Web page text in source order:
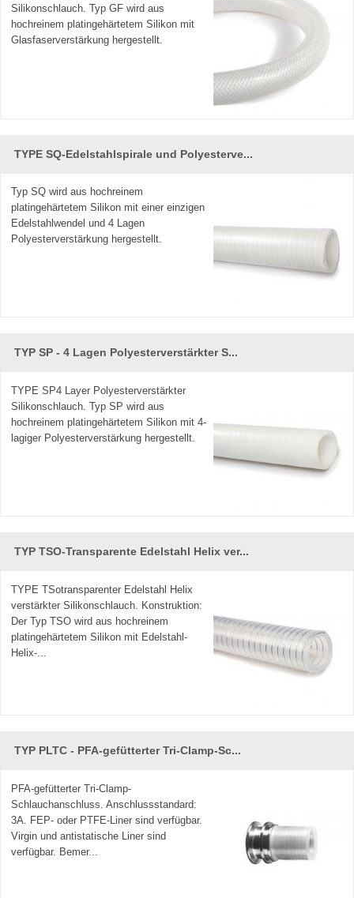
Silikonschlauch. Typ GF wird aus
hochreinem platingehärtetem Silikon mit
Glasfaserverstärkung hergestellt.
TYPE SQ-Edelstahlspirale und Polyesterve...
Typ SQ wird aus hochreinem
platingehärtetem Silikon mit einer einzigen
Edelstahlwendel und 4 Lagen
Polyesterverstärkung hergestellt.
TYP SP - 4 Lagen Polyesterverstärkter S...
TYPE SP4 Layer Polyesterverstärkter
Silikonschlauch. Typ SP wird aus
hochreinem platingehärtetem Silikon mit 4-
lagiger Polyesterverstärkung hergestellt.
TYP TSO-Transparente Edelstahl Helix ver...
TYPE TSotransparenter Edelstahl Helix
verstärkter Silikonschlauch. Konstruktion:
Der Typ TSO wird aus hochreinem
platingehärtetem Silikon mit Edelstahl-
Helix-...
TYP PLTC - PFA-gefütterter Tri-Clamp-Sc...
PFA-gefütterter Tri-Clamp-
Schlauchanschluss. Anschlussstandard:
3A. FEP- oder PTFE-Liner sind verfügbar.
Virgin und antistatische Liner sind
verfügbar. Bemer...